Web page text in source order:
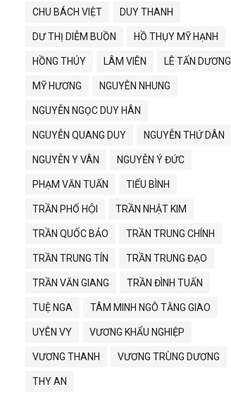
CHU BÁCH VIỆT DUY THANH
DƯ THỊ DIỄM BUỒN HỒ THỤY MỸ HẠNH
HỒNG THÚY LÂM VIÊN LÊ TẤN DƯƠNG
MỸ HƯƠNG NGUYÊN NHUNG
NGUYỄN NGỌC DUY HÂN
NGUYỄN QUANG DUY NGUYỄN THỨ DÂN
NGUYỄN Y VÂN NGUYỄN Ý ĐỨC
PHẠM VĂN TUẤN TIỂU BÌNH
TRẦN PHỐ HỘI TRẦN NHẬT KIM
TRẦN QUỐC BẢO TRẦN TRUNG CHÍNH
TRẦN TRUNG TÍN TRẦN TRUNG ĐẠO
TRẦN VĂN GIANG TRẦN ĐÌNH TUẤN
TUỆ NGA TÂM MINH NGÔ TẰNG GIAO
UYÊN VY VƯƠNG KHẨU NGHIỆP
VƯƠNG THANH VƯƠNG TRÙNG DƯƠNG
THY AN